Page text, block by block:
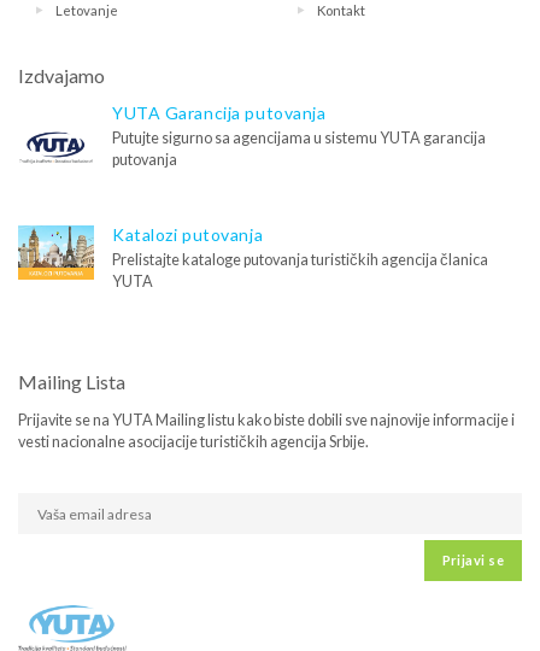
Letovanje Kontakt
Izdvajamo
YUTA Garancija putovanja
Putujte sigurno sa agencijama u sistemu YUTA garancija
putovanja
Katalozi putovanja
Prelistajte kataloge putovanja turističkih agencija članica
YUTA
Mailing Lista
Prijavite se na YUTA Mailing listu kako biste dobili sve najnovije informacije i
vesti nacionalne asocijacije turističkih agencija Srbije.
Prijavi se